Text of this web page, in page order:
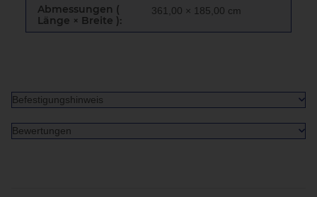
Abmessungen (
Länge × Breite ):
361,00 × 185,00 cm
Befestigungshinweis
Bewertungen